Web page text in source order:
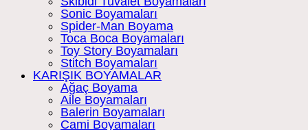
Sonic Boyamaları
Spider-Man Boyama
Toca Boca Boyamaları
Toy Story Boyamaları
Stitch Boyamaları
KARIŞIK BOYAMALAR
Ağaç Boyama
Aile Boyamaları
Balerin Boyamaları
Cami Boyamaları